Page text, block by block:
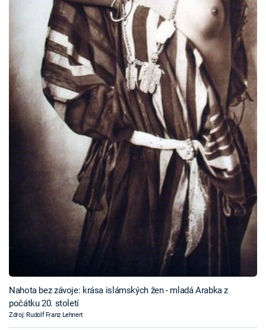
Nahota bez závoje: krása islámských žen - mladá Arabka z
počátku 20. století
Zdroj: Rudolf Franz Lehnert